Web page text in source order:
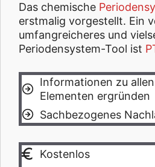
Das chemische
erstmalig vorgestellt. Ein
umfangreicheres und
Periodensystem-Tool ist
Informationen zu
Elementen ergründen
Sachbezogenes
Kostenlos